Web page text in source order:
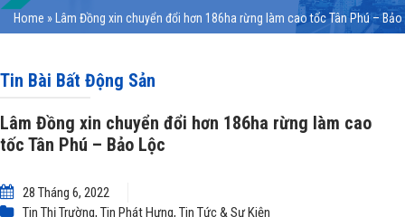
Home » Lâm Đồng xin chuyển đổi hơn 186ha rừng làm cao tốc Tân Phú – Bảo
Tin Bài Bất Động Sản
Lâm Đồng xin chuyển đổi hơn 186ha rừng làm cao
tốc Tân Phú – Bảo Lộc
28 Tháng 6, 2022
Tin Thị Trường, Tin Phát Hưng, Tin Tức & Sự Kiện